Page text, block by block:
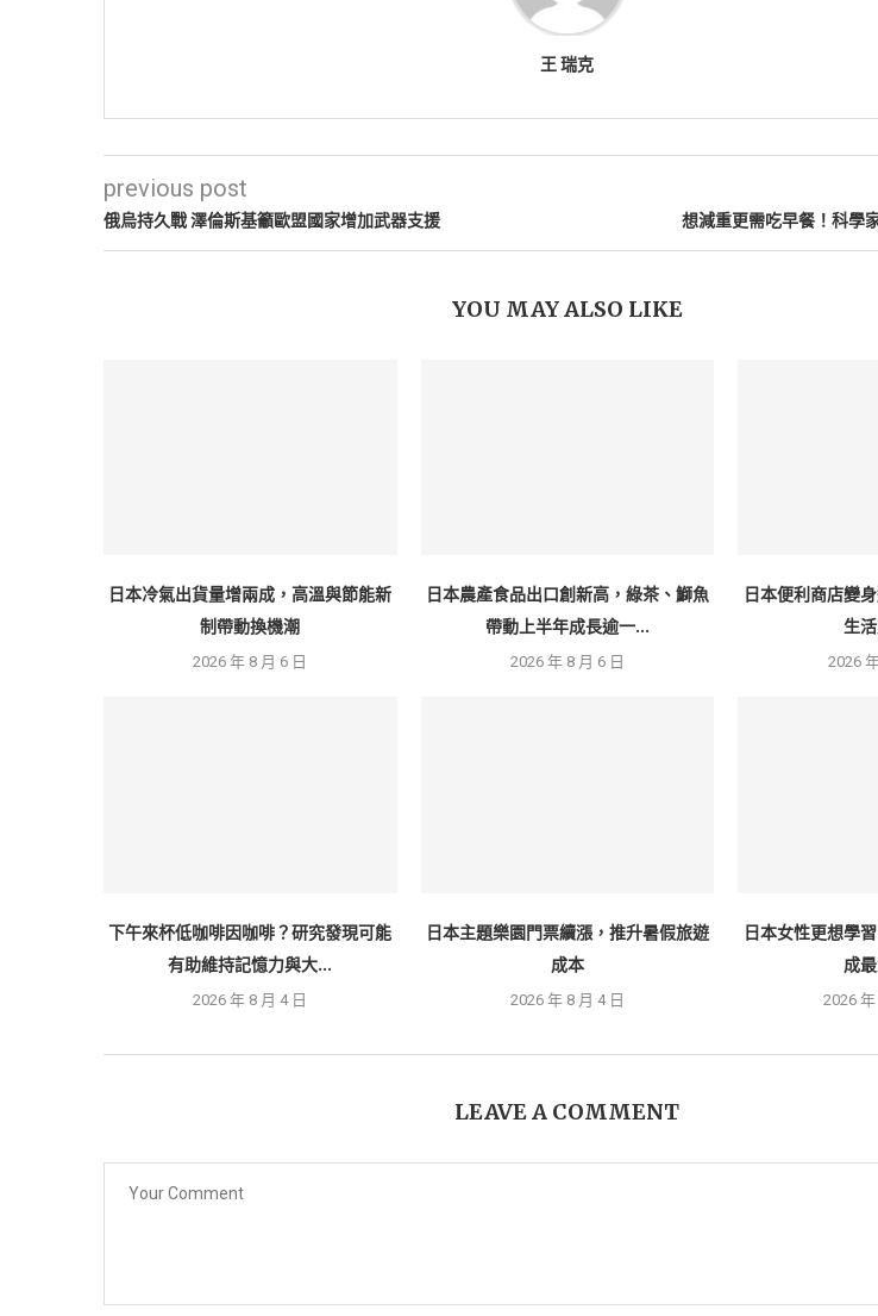
王 瑞克
previous post
俄烏持久戰 澤倫斯基籲歐盟國家增加武器支援 想減重更需吃早餐！科學
YOU MAY ALSO LIKE
日本冷氣出貨量增兩成，高溫與節能新
制帶動換機潮
2026 年 8 月 6 日
日本農產食品出口創新高，綠茶、鰤魚
帶動上半年成長逾一...
2026 年 8 月 6 日
日本便利商店變
生
2026
下午來杯低咖啡因咖啡？研究發現可能
有助維持記憶力與大...
2026 年 8 月 4 日
日本主題樂園門票續漲，推升暑假旅遊
成本
2026 年 8 月 4 日
日本女性更想學
成
2026 年
LEAVE A COMMENT